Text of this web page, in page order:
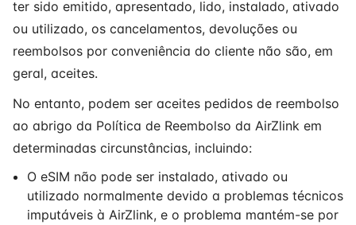
ter sido emitido, apresentado, lido, instalado, ativado
ou utilizado, os cancelamentos, devoluções ou
reembolsos por conveniência do cliente não são, em
geral, aceites.
No entanto, podem ser aceites pedidos de reembolso
ao abrigo da Política de Reembolso da AirZlink em
determinadas circunstâncias, incluindo:
O eSIM não pode ser instalado, ativado ou
utilizado normalmente devido a problemas técnicos
imputáveis à AirZlink, e o problema mantém-se por